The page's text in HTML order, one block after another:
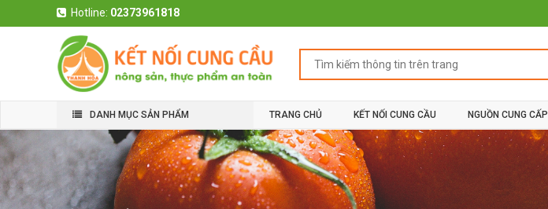
Hotline: 02373961818
DANH MỤC SẢN PHẨM TRANG CHỦ KẾT NỐI CUNG CẦU NGUỒN CUNG CẤP